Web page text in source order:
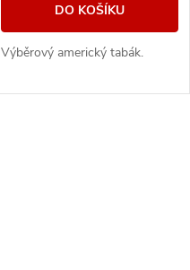
DO KOŠÍKU
Výběrový americký tabák.